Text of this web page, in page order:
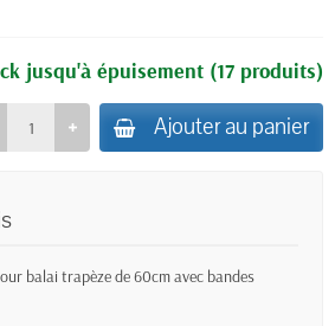
jusqu'à épuisement (17 produits)
Ajouter au panier
balai trapèze de 60cm avec bandes